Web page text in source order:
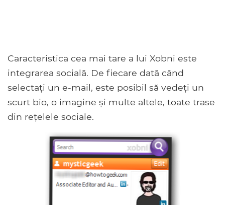
Caracteristica cea mai tare a lui Xobni este
integrarea socială. De fiecare dată când
selectați un e-mail, este posibil să vedeți un
scurt bio, o imagine și multe altele, toate trase
din rețelele sociale.